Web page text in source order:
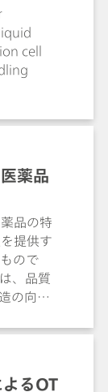
cell
proved
and
薬品
品の特
提供す
ので
、品質
の向上
汎用性
は、有
よるOT